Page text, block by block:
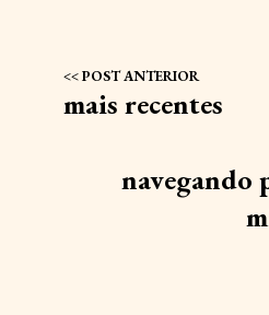
mais recentes
navegando